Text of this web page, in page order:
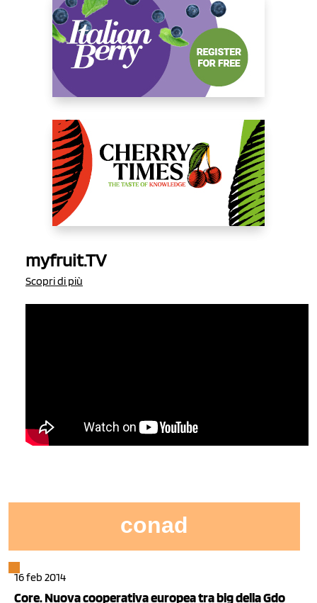
myfruit.TV
Scopri di più
conad
16 feb 2014
Core. Nuova cooperativa europea tra big della Gdo